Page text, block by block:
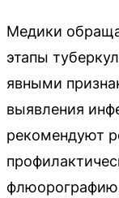
Медики
этапы
явными
выявления
рекомендуют